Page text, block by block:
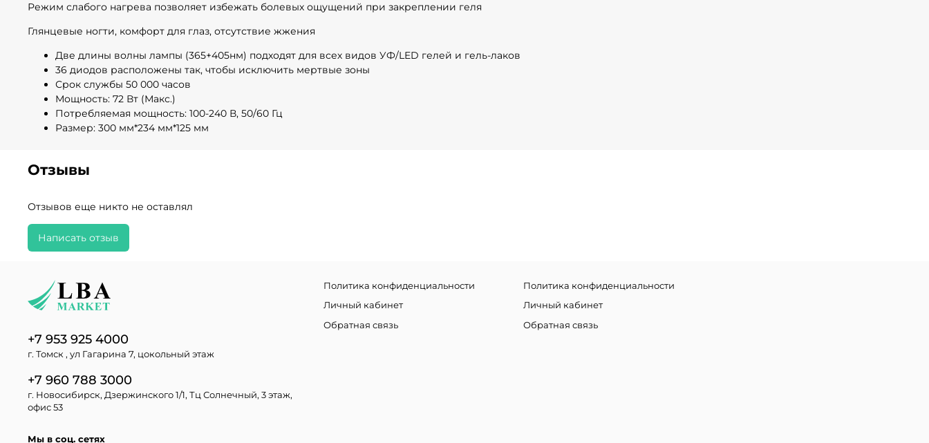
Режим слабого нагрева позволяет избежать болевых ощущений при закреплении геля
Глянцевые ногти, комфорт для глаз, отсутствие жжения
Две длины волны лампы (365+405нм) подходят для всех видов УФ/LED гелей и гель-лаков
36 диодов расположены так, чтобы исключить мертвые зоны
Срок службы 50 000 часов
Мощность: 72 Вт (Макс.)
Потребляемая мощность: 100-240 В, 50/60 Гц
Размер: 300 мм*234 мм*125 мм
Отзывы
Отзывов еще никто не оставлял
Написать отзыв
Политика конфиденциальности
Личный кабинет
Обратная связь
Политика конфиденциальности
Личный кабинет
Обратная связь
+7 953 925 4000
г. Томск , ул Гагарина 7, цокольный этаж
+7 960 788 3000
г. Новосибирск, Дзержинского 1/1, Тц Солнечный, 3 этаж,
офис 53
Мы в соц. сетях